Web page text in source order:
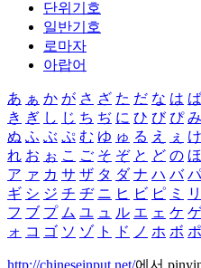
단위기호
일반기호
로마자
아랍어
あ ぁ か が さ ざ た だ な は ば
き ぎ し じ ち ぢ に ひ び ぴ み
ぬ ふ ぶ ぷ む ゆ ゅ る え ぇ け
れ お ぉ こ ご そ ぞ と ど の ほ
ア ァ カ サ ザ タ ダ ナ ハ バ パ
ギ シ ジ チ ヂ ニ ヒ ビ ピ ミ リ
フ ブ プ ム ユ ュ ル エ ェ ケ ゲ
ォ コ ゴ ソ ゾ ト ド ノ ホ ボ ポ